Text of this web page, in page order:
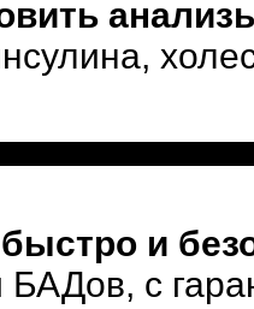
быстро и
БАДов, с